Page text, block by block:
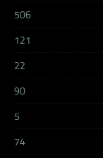
506
121
22
90
5
74